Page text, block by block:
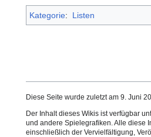
Kategorie: Listen
Diese Seite wurde zuletzt am 9. Juni
Der Inhalt dieses Wikis ist verfügbar
und andere Spielegrafiken. Alle diese
einschließlich der Vervielfältigung,